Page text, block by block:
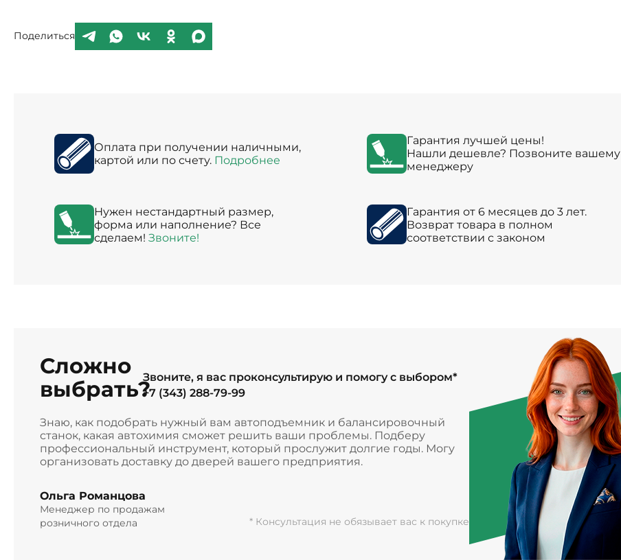
Поделиться
Оплата при получении наличными,
картой или по счету. Подробнее
Гарантия лучшей цены!
Нашли дешевле? Позвоните вашему
менеджеру
Нужен нестандартный размер,
форма или наполнение? Все
сделаем! Звоните!
Гарантия от 6 месяцев до 3 лет.
Возврат товара в полном
соответствии с законом
Сложно
выбрать?Звоните, я вас проконсультирую и помогу с выбором*
+7 (343) 288-79-99
Знаю, как подобрать нужный вам автоподъемник и балансировочный
станок, какая автохимия сможет решить ваши проблемы. Подберу
профессиональный инструмент, который прослужит долгие годы. Могу
организовать доставку до дверей вашего предприятия.
Ольга Романцова
Менеджер по продажам
розничного отдела
* Консультация не обязывает вас к покупке